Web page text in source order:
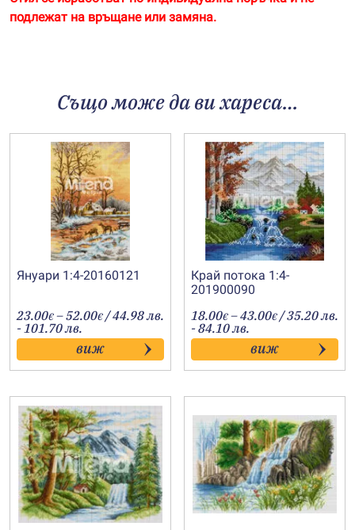
подлежат на връщане или замяна.
Също може да ви хареса…
Януари 1:4-20160121
23.00€ –52.00€Price
range:
23.00€
through
52.00€
/ 44.98 лв.
- 101.70 лв.
виж
Край потока 1:4-
201900090
18.00€ –43.00€Price
range:
18.00€
through
43.00€
/ 35.20 лв.
- 84.10 лв.
виж